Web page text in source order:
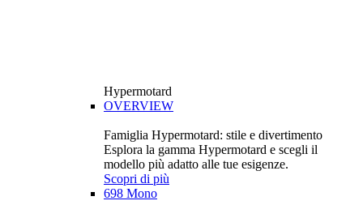
Hypermotard
OVERVIEW
Famiglia Hypermotard: stile e divertimento
Esplora la gamma Hypermotard e scegli il
modello più adatto alle tue esigenze.
Scopri di più
698 Mono